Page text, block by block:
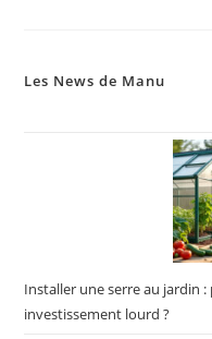
Les News de Manu
Installer une serre au jardin
investissement lourd ?